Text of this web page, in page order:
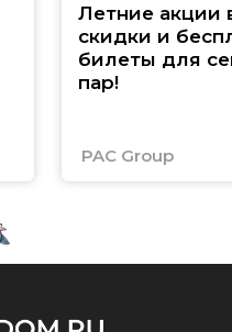
Летние акции
скидки и
билеты для
пар!
PAC Group